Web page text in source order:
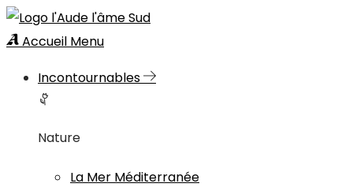
Accueil Menu
Incontournables
Nature
La Mer Méditerranée